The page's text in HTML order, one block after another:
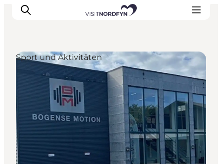
Erleben
Eventkalender
Essen und Trinken
Unterkünfte
Erlebnisbuchung
Für Kinder
Sport und Aktivitäten